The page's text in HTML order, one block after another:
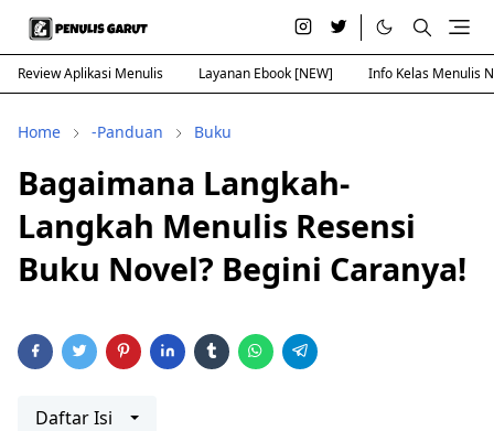
Review Aplikasi Menulis Layanan Ebook [NEW] Info Kelas Menulis
Home -Panduan Buku
Bagaimana Langkah-
Langkah Menulis Resensi
Buku Novel? Begini Caranya!
Daftar Isi